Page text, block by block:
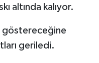
altında kalıyor.
göstereceğine
geriledi.